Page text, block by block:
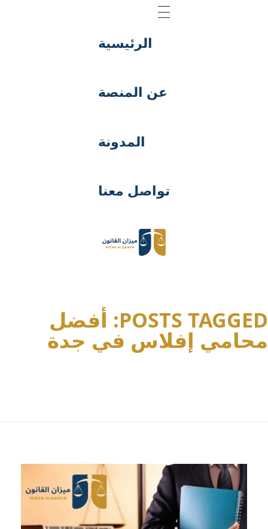
الرئيسية
عن المنصة
المدونة
تواصل معنا
POSTS TAGGED: أفضل
محامي إفلاس في جدة